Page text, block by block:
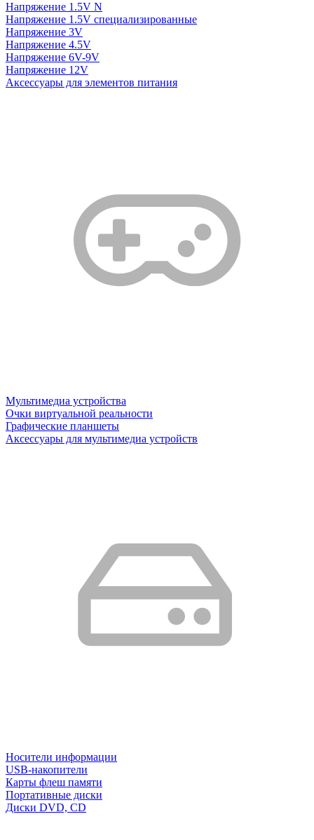
Напряжение 1.5V N
Напряжение 1.5V специализированные
Напряжение 3V
Напряжение 4.5V
Напряжение 6V-9V
Напряжение 12V
Аксессуары для элементов питания
Мультимедиа устройства
Очки виртуальной реальности
Графические планшеты
Аксессуары для мультимедиа устройств
Носители информации
USB-накопители
Карты флеш памяти
Портативные диски
Диски DVD, CD